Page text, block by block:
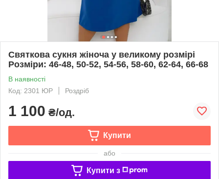
Святкова сукня жіноча у великому розмірі
Розміри: 46-48, 50-52, 54-56, 58-60, 62-64, 66-68
В наявності
Код: 2301 ЮР
Роздріб
1 100 ₴/од.
Купити
або
Купити з